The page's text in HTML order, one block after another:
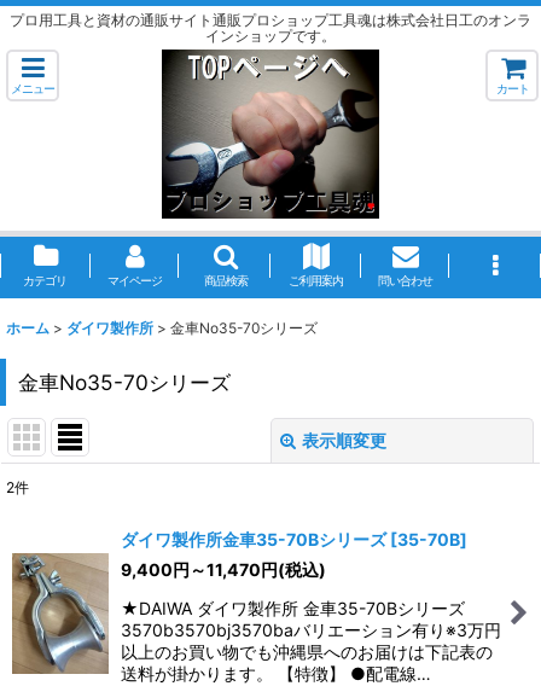
プロ用工具と資材の通販サイト通販プロショップ工具魂は株式会社日工のオンラ
インショップです。
メニュー カート
カテゴリ マイページ 商品検索 ご利用案内 問い合わせ
ホーム > ダイワ製作所 > 金車No35-70シリーズ
金車No35-70シリーズ
表示順変更
並び順
絞り込む
2件
ダイワ製作所金車35-70Bシリーズ [35-70B]
9,400円 ～11,470円(税込)
★DAIWA ダイワ製作所 金車35-70Bシリーズ
3570b3570bj3570baバリエーション有り※3万円
以上のお買い物でも沖縄県へのお届けは下記表の
送料が掛かります。 【特徴】 ●配電線…